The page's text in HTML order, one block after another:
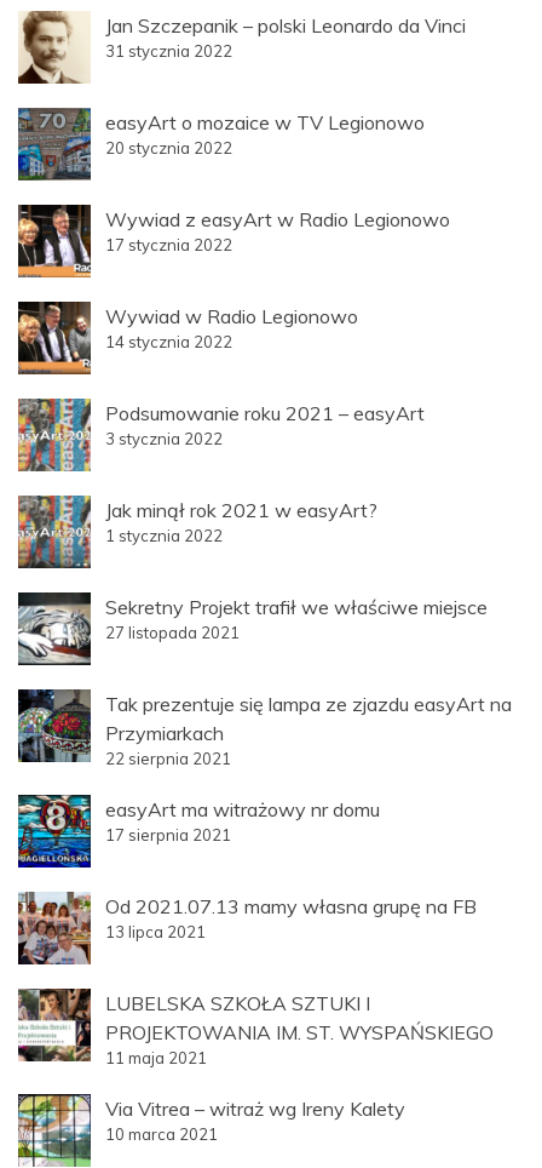
Jan Szczepanik – polski Leonardo da Vinci
31 stycznia 2022
easyArt o mozaice w TV Legionowo
20 stycznia 2022
Wywiad z easyArt w Radio Legionowo
17 stycznia 2022
Wywiad w Radio Legionowo
14 stycznia 2022
Podsumowanie roku 2021 – easyArt
3 stycznia 2022
Jak minął rok 2021 w easyArt?
1 stycznia 2022
Sekretny Projekt trafił we właściwe miejsce
27 listopada 2021
Tak prezentuje się lampa ze zjazdu easyArt na
Przymiarkach
22 sierpnia 2021
easyArt ma witrażowy nr domu
17 sierpnia 2021
Od 2021.07.13 mamy własna grupę na FB
13 lipca 2021
LUBELSKA SZKOŁA SZTUKI I
PROJEKTOWANIA IM. ST. WYSPAŃSKIEGO
11 maja 2021
Via Vitrea – witraż wg Ireny Kalety
10 marca 2021